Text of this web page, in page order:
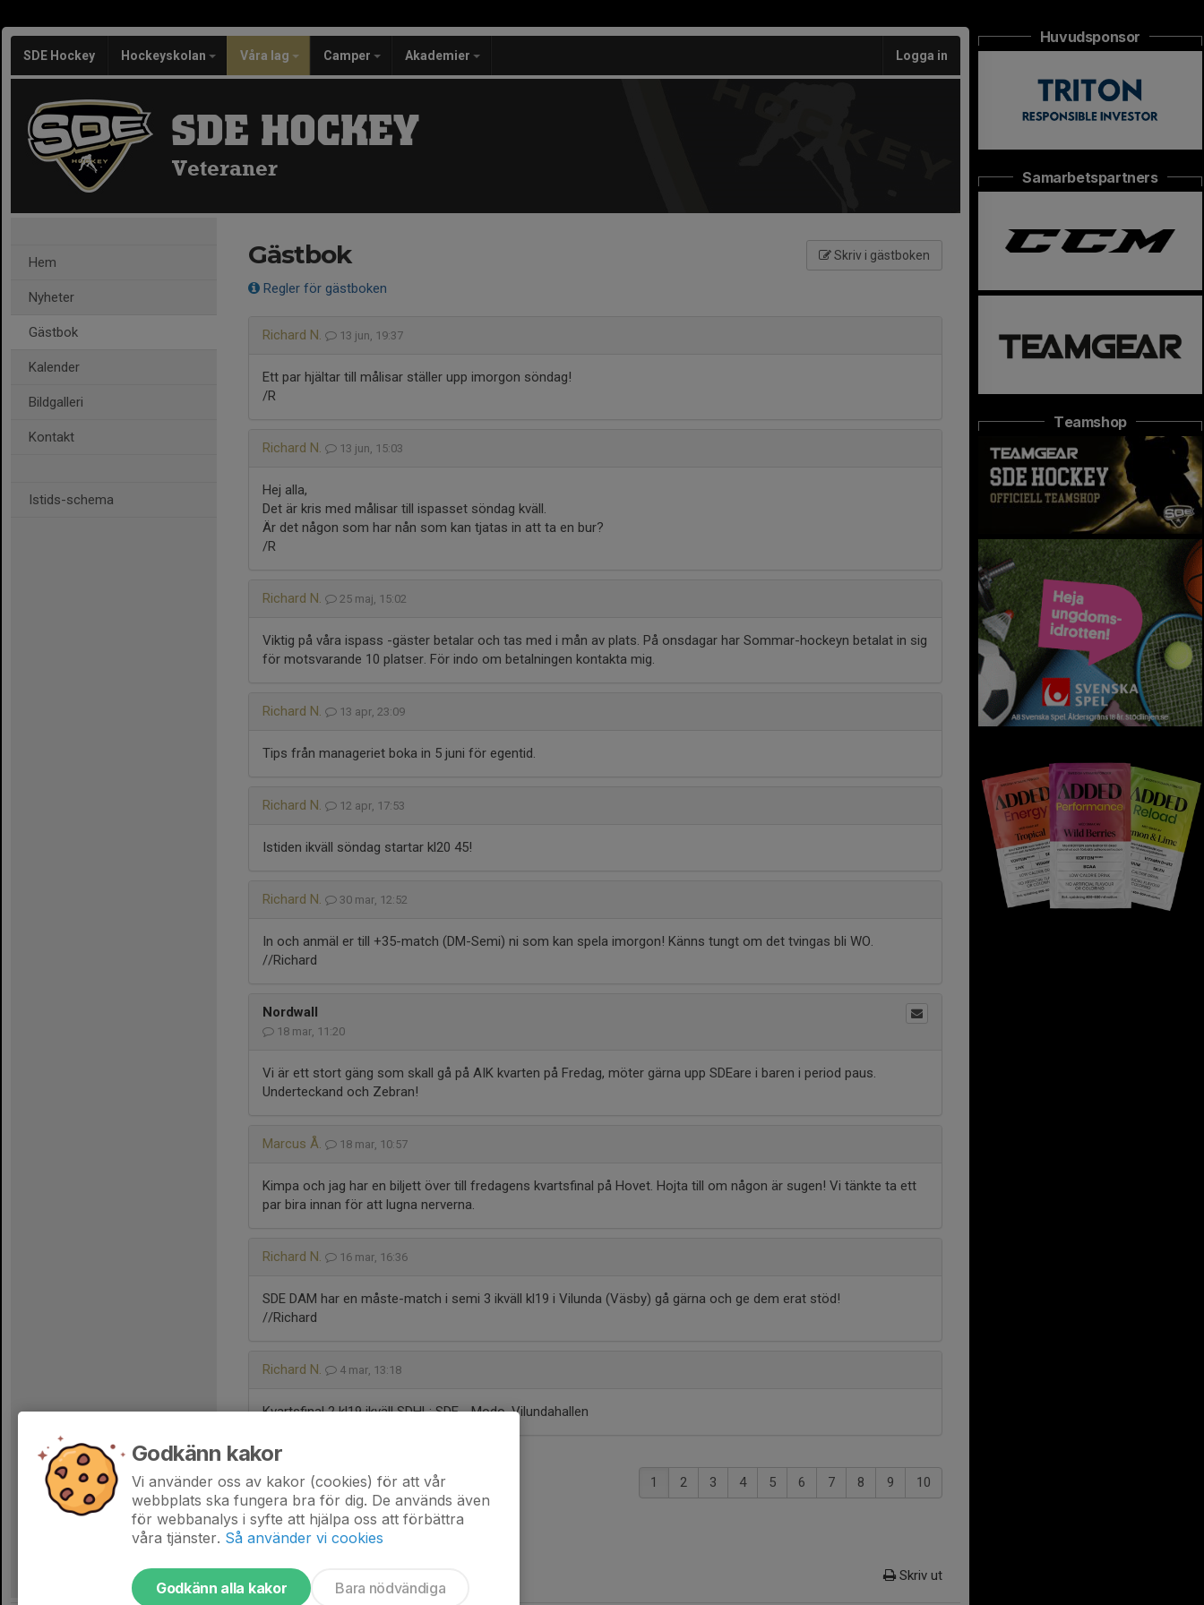
SDE Hockey Hockeyskolan Våra lag Camper Akademier Logga in
SDE HOCKEY
Veteraner
Hem
Nyheter
Gästbok
Kalender
Bildgalleri
Kontakt
Istids-schema
Gästbok Skriv i gästboken
Regler för gästboken
Richard N. 13 jun, 19:37
Ett par hjältar till målisar ställer upp imorgon söndag!
/R
Richard N. 13 jun, 15:03
Hej alla,
Det är kris med målisar till ispasset söndag kväll.
Är det någon som har nån som kan tjatas in att ta en bur?
/R
Richard N. 25 maj, 15:02
Viktig på våra ispass -gäster betalar och tas med i mån av plats. På onsdagar har Sommar-hockeyn betalat in sig
för motsvarande 10 platser. För indo om betalningen kontakta mig.
Richard N. 13 apr, 23:09
Tips från manageriet boka in 5 juni för egentid.
Richard N. 12 apr, 17:53
Istiden ikväll söndag startar kl20 45!
Richard N. 30 mar, 12:52
In och anmäl er till +35-match (DM-Semi) ni som kan spela imorgon! Känns tungt om det tvingas bli WO.
//Richard
Nordwall
18 mar, 11:20
Vi är ett stort gäng som skall gå på AIK kvarten på Fredag, möter gärna upp SDEare i baren i period paus.
Underteckand och Zebran!
Marcus Å. 18 mar, 10:57
Kimpa och jag har en biljett över till fredagens kvartsfinal på Hovet. Hojta till om någon är sugen! Vi tänkte ta ett
par bira innan för att lugna nerverna.
Richard N. 16 mar, 16:36
SDE DAM har en måste-match i semi 3 ikväll kl19 i Vilunda (Väsby) gå gärna och ge dem erat stöd!
//Richard
Richard N. 4 mar, 13:18
Kvartsfinal 2 kl19 ikväll SDHL: SDE - Modo. Vilundahallen
1 2 3 4 5 6 7 8 9 10
Skriv ut
Huvudsponsor
Samarbetspartners
Teamshop
Godkänn kakor
Vi använder oss av kakor (cookies) för att vår
webbplats ska fungera bra för dig. De används även
för webbanalys i syfte att hjälpa oss att förbättra
våra tjänster. Så använder vi cookies
Godkänn alla kakor Bara nödvändiga